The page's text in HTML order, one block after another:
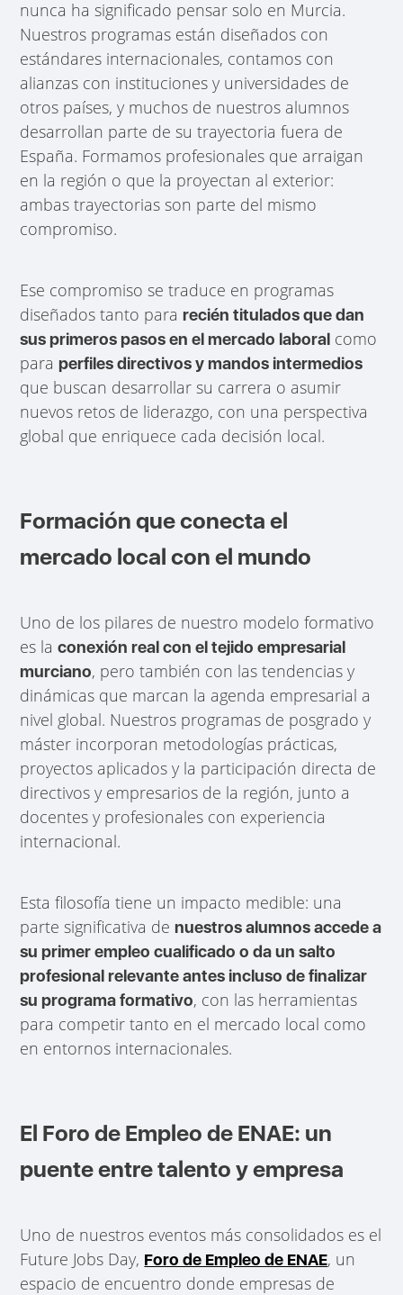
nunca ha significado pensar solo en Murcia.
Nuestros programas están diseñados con
estándares internacionales, contamos con
alianzas con instituciones y universidades de
otros países, y muchos de nuestros alumnos
desarrollan parte de su trayectoria fuera de
España. Formamos profesionales que arraigan
en la región o que la proyectan al exterior:
ambas trayectorias son parte del mismo
compromiso.
Ese compromiso se traduce en programas
diseñados tanto pararecién titulados que dan
sus primeros pasos en el mercado laboral como
paraperfiles directivos y mandos intermedios
que buscan desarrollar su carrera o asumir
nuevos retos de liderazgo, con una perspectiva
global que enriquece cada decisión local.
Formación que conecta el
mercado local con el mundo
Uno de los pilares de nuestro modelo formativo
es laconexión real con el tejido empresarial
murciano, pero también con las tendencias y
dinámicas que marcan la agenda empresarial a
nivel global. Nuestros programas de posgrado y
máster incorporan metodologías prácticas,
proyectos aplicados y la participación directa de
directivos y empresarios de la región, junto a
docentes y profesionales con experiencia
internacional.
Esta filosofía tiene un impacto medible: una
parte significativa denuestros alumnos accede a
su primer empleo cualificado o da un salto
profesional relevante antes incluso de finalizar
su programa formativo, con las herramientas
para competir tanto en el mercado local como
en entornos internacionales.
El Foro de Empleo de ENAE: un
puente entre talento y empresa
Uno de nuestros eventos más consolidados es el
Future Jobs Day, Foro de Empleo de ENAE, un
espacio de encuentro donde empresas de